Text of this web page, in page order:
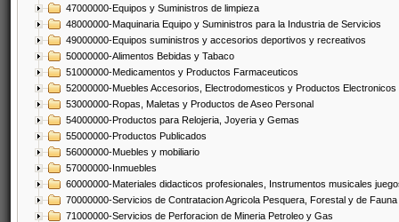
47000000-Equipos y Suministros de limpieza
48000000-Maquinaria Equipo y Suministros para la Industria de Servicios
49000000-Equipos suministros y accesorios deportivos y recreativos
50000000-Alimentos Bebidas y Tabaco
51000000-Medicamentos y Productos Farmaceuticos
52000000-Muebles Accesorios, Electrodomesticos y Productos Electronicos
53000000-Ropas, Maletas y Productos de Aseo Personal
54000000-Productos para Relojeria, Joyeria y Gemas
55000000-Productos Publicados
56000000-Muebles y mobiliario
57000000-Inmuebles
60000000-Materiales didacticos profesionales, Instrumentos musicales
70000000-Servicios de Contratacion Agricola Pesquera, Forestal y de Fauna
71000000-Servicios de Perforacion de Mineria Petroleo y Gas